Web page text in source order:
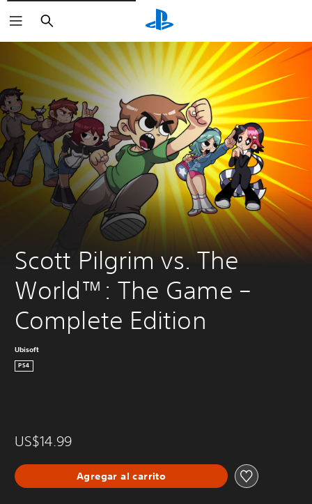
Buscar
Scott Pilgrim vs. The
World™: The Game –
Complete Edition
Ubisoft
PS4
US$14.99
Agregar al carrito